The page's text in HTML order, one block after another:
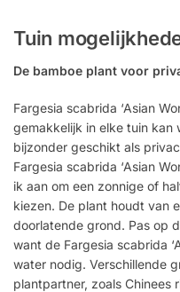
Tuin
De bamboe plant voor
Fargesia scabrida ‘Asian
gemakkelijk in elke tuin kan
bijzonder geschikt als
Fargesia scabrida ‘Asian
ik aan om een ​​zonnige of
kiezen. De plant houdt van
doorlatende grond. Pas op
want de Fargesia scabrida
water nodig. Verschillende
plantpartner, zoals Chinees